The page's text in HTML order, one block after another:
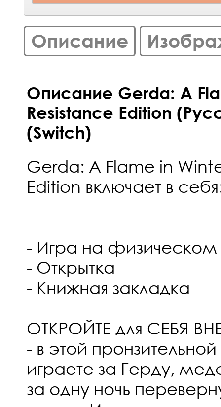
Описание
Описание Gerda: A
Resistance Edition
(Switch)
Gerda: A Flame in
Edition включает в
- Игра на физическом
- Открытка
- Книжная закладка
ОТКРОЙТЕ для СЕБЯ
- в этой
играете за Герду,
за одну ночь